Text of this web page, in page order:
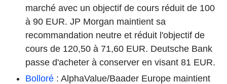
marché avec un objectif de cours réduit de 100
à 90 EUR. JP Morgan maintient sa
recommandation neutre et réduit l'objectif de
cours de 120,50 à 71,60 EUR. Deutsche Bank
passe d'acheter à conserver en visant 81 EUR.
Bolloré : AlphaValue/Baader Europe maintient